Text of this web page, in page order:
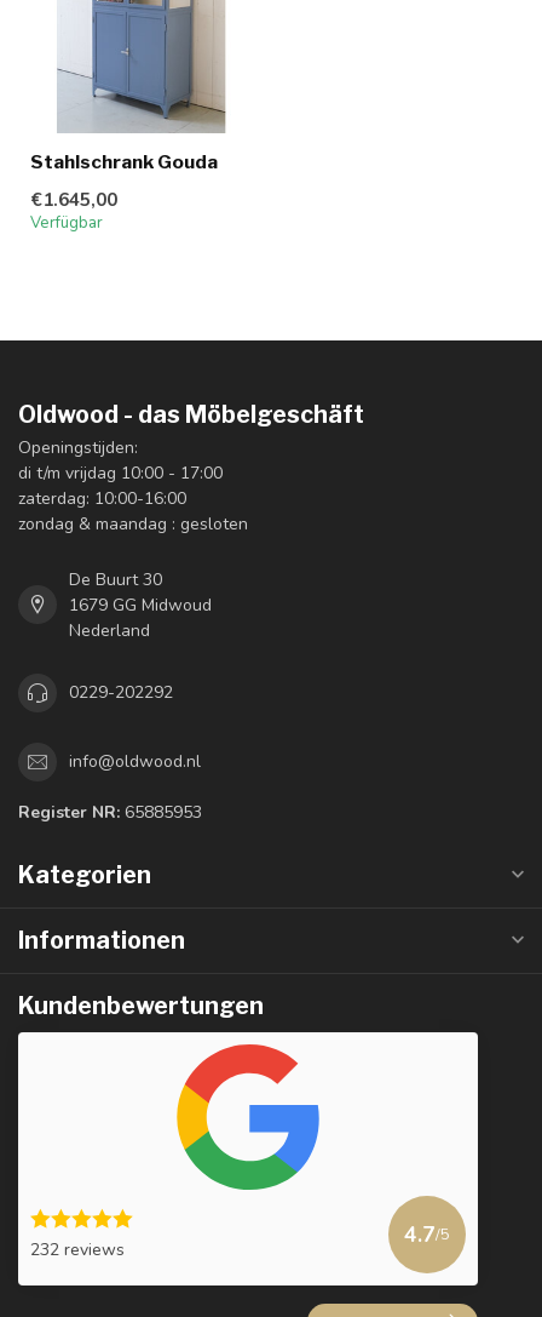
Stahlschrank Gouda
€1.645,00
Verfügbar
Oldwood - das Möbelgeschäft
Openingstijden:
di t/m vrijdag 10:00 - 17:00
zaterdag: 10:00-16:00
zondag & maandag : gesloten
De Buurt 30
1679 GG Midwoud
Nederland
0229-202292
info@oldwood.nl
Register NR: 65885953
Kategorien
Informationen
Kundenbewertungen
232 reviews
4.7/5